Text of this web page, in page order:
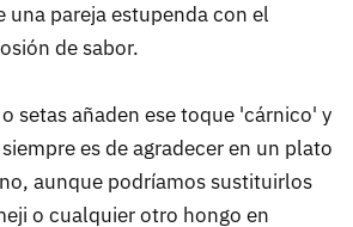
una pareja estupenda con el
de sabor.
setas añaden ese toque 'cárnico' y
es de agradecer en un plato
aunque podríamos sustituirlos
o cualquier otro hongo en